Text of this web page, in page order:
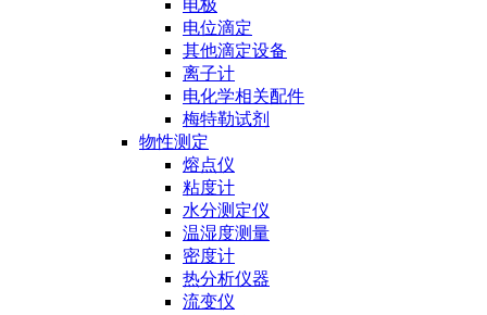
电极
电位滴定
其他滴定设备
离子计
电化学相关配件
梅特勒试剂
物性测定
熔点仪
粘度计
水分测定仪
温湿度测量
密度计
热分析仪器
流变仪